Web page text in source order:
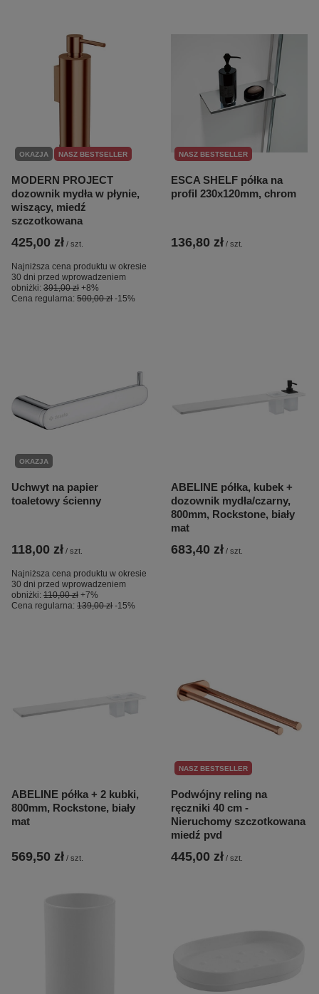
OKAZJA NASZ BESTSELLER
MODERN PROJECT
dozownik mydła w płynie,
wiszący, miedź
szczotkowana
425,00 zł / szt.
Najniższa cena produktu w okresie
30 dni przed wprowadzeniem
obniżki: 391,00 zł +8%
Cena regularna: 500,00 zł -15%
NASZ BESTSELLER
ESCA SHELF półka na
profil 230x120mm, chrom
136,80 zł / szt.
OKAZJA
Uchwyt na papier
toaletowy ścienny
118,00 zł / szt.
Najniższa cena produktu w okresie
30 dni przed wprowadzeniem
obniżki: 110,00 zł +7%
Cena regularna: 139,00 zł -15%
ABELINE półka, kubek +
dozownik mydła/czarny,
800mm, Rockstone, biały
mat
683,40 zł / szt.
ABELINE półka + 2 kubki,
800mm, Rockstone, biały
mat
569,50 zł / szt.
NASZ BESTSELLER
Podwójny reling na
ręczniki 40 cm -
Nieruchomy szczotkowana
miedź pvd
445,00 zł / szt.